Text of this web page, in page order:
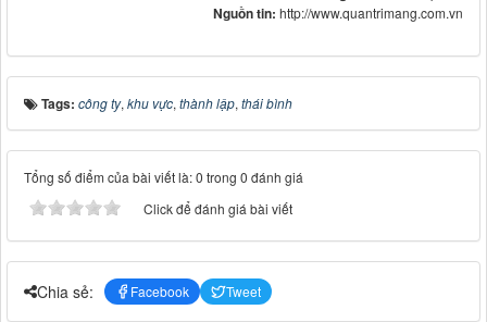
Nguồn tin: http://www.quantrimang.com.vn
Tags: công ty, khu vực, thành lập, thái bình
Tổng số điểm của bài viết là: 0 trong 0 đánh giá
Click để đánh giá bài viết
Chia sẻ: Facebook Tweet